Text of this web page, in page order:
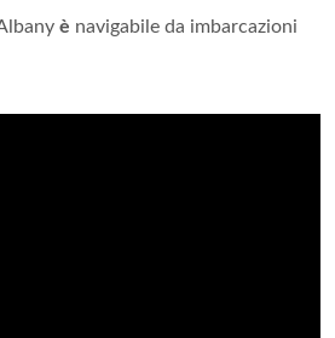
è navigabile da imbarcazioni